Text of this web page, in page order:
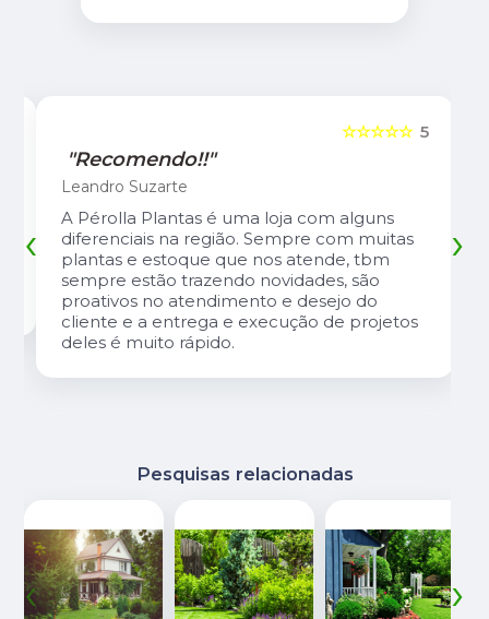
5
☆☆☆☆☆
"Recomendo!!"
Leandro Suzarte
A Pérolla Plantas é uma loja com alguns
diferenciais na região. Sempre com muitas
plantas e estoque que nos atende, tbm
sempre estão trazendo novidades, são
proativos no atendimento e desejo do
cliente e a entrega e execução de projetos
deles é muito rápido.
‹ ›
Pesquisas relacionadas
‹ ›